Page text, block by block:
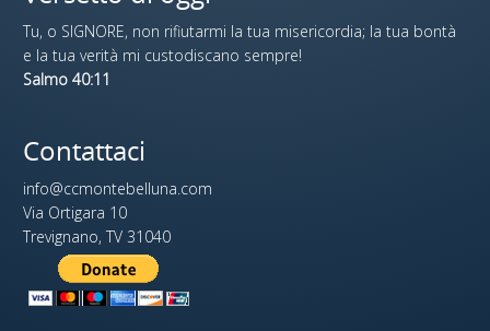
Tu, o SIGNORE, non rifiutarmi la tua misericordia; la tua bontà
e la tua verità mi custodiscano sempre!
Salmo 40:11
Contattaci
info@ccmontebelluna.com
Via Ortigara 10
Trevignano, TV 31040